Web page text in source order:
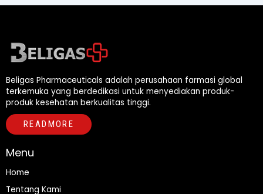
Beligas Pharmaceuticals adalah perusahaan farmasi global
terkemuka yang berdedikasi untuk menyediakan produk-
produk kesehatan berkualitas tinggi.
READMORE
Menu
Home
Tentang Kami